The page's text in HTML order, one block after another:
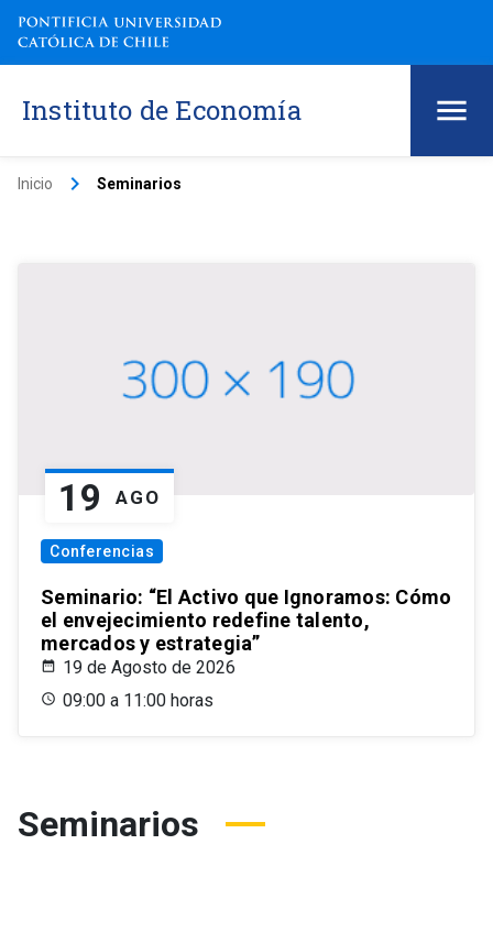
Instituto de Economía
Inicio keyboard_arrow_right Seminarios
19 AGO
Conferencias
Seminario: “El Activo que Ignoramos: Cómo
el envejecimiento redefine talento,
mercados y estrategia”
19 de Agosto de 2026
09:00 a 11:00 horas
Seminarios